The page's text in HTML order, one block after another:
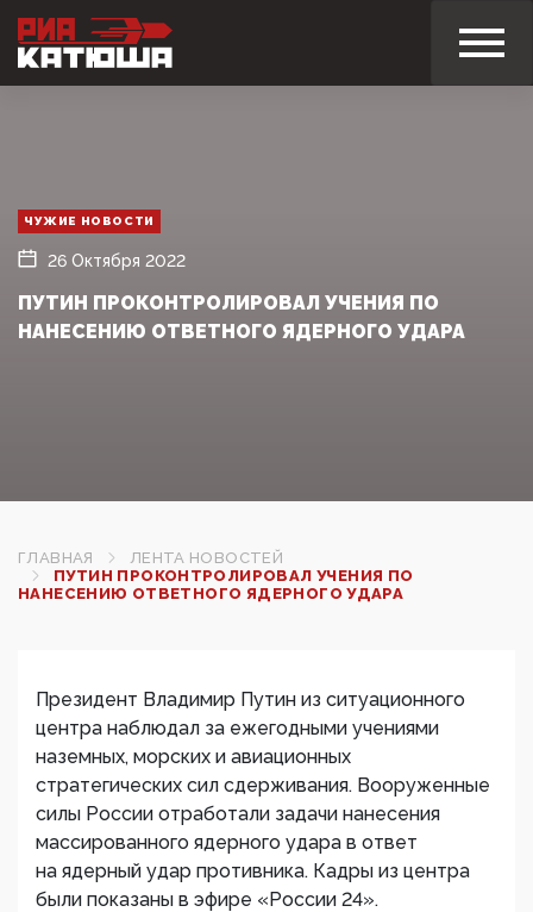
ЧУЖИЕ НОВОСТИ
26 Октября 2022
ПУТИН ПРОКОНТРОЛИРОВАЛ УЧЕНИЯ ПО
НАНЕСЕНИЮ ОТВЕТНОГО ЯДЕРНОГО УДАРА
ГЛАВНАЯ
ЛЕНТА НОВОСТЕЙ
ПУТИН ПРОКОНТРОЛИРОВАЛ УЧЕНИЯ ПО
НАНЕСЕНИЮ ОТВЕТНОГО ЯДЕРНОГО УДАРА
Президент Владимир Путин из ситуационного
центра наблюдал за ежегодными учениями
наземных, морских и авиационных
стратегических сил сдерживания. Вооруженные
силы России отработали задачи нанесения
массированного ядерного удара в ответ
на ядерный удар противника. Кадры из центра
были показаны в эфире «России 24».